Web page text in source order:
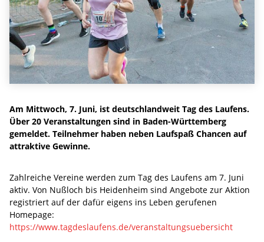
Am Mittwoch, 7. Juni, ist deutschlandweit Tag des Laufens.
Über 20 Veranstaltungen sind in Baden-Württemberg
gemeldet. Teilnehmer haben neben Laufspaß Chancen auf
attraktive Gewinne.
Zahlreiche Vereine werden zum Tag des Laufens am 7. Juni
aktiv. Von Nußloch bis Heidenheim sind Angebote zur Aktion
registriert auf der dafür eigens ins Leben gerufenen
Homepage:
https://www.tagdeslaufens.de/veranstaltungsuebersicht